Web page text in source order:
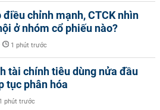
điều chỉnh mạnh, CTCK nhìn
ở nhóm cổ phiếu nào?
1 phút trước
tài chính tiêu dùng nửa đầu
tục phân hóa
1 phút trước